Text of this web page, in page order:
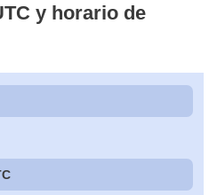
y horario de